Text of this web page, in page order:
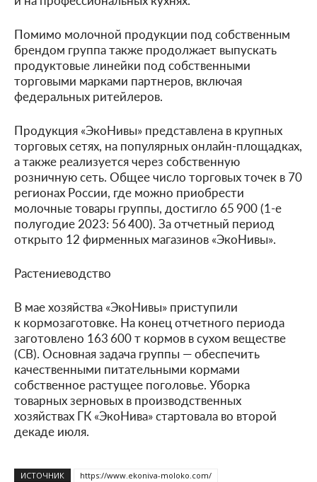
Помимо молочной продукции под собственным
брендом группа также продолжает выпускать
продуктовые линейки под собственными
торговыми марками партнеров, включая
федеральных ритейлеров.
Продукция «ЭкоНивы» представлена в крупных
торговых сетях, на популярных онлайн-площадках,
а также реализуется через собственную
розничную сеть. Общее число торговых точек в 70
регионах России, где можно приобрести
молочные товары группы, достигло 65 900 (1-е
полугодие 2023: 56 400). За отчетный период
открыто 12 фирменных магазинов «ЭкоНивы».
Растениеводство
В мае хозяйства «ЭкоНивы» приступили
к кормозаготовке. На конец отчетного периода
заготовлено 163 600 т кормов в сухом веществе
(СВ). Основная задача группы — обеспечить
качественными питательными кормами
собственное растущее поголовье. Уборка
товарных зерновых в производственных
хозяйствах ГК «ЭкоНива» стартовала во второй
декаде июля.
ИСТОЧНИК
https://www.ekoniva-moloko.com/